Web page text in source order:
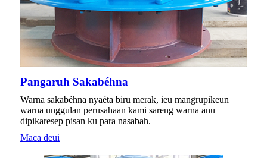
Pangaruh Sakabéhna
Warna sakabéhna nyaéta biru merak, ieu mangrupikeun
warna unggulan perusahaan kami sareng warna anu
dipikaresep pisan ku para nasabah.
Maca deui